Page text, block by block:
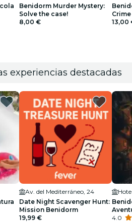
Benidorm Murder Mystery:
Solve the case!
8,00 €
13,00
experiencias destacadas
Av. del Mediterráneo, 24
Date Night Scavenger Hunt:
Mission Benidorm
19,99 €
4.0